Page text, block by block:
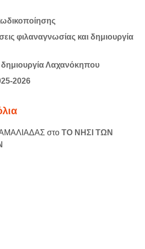
φιλαναγνωσίας και δημιουργία
Λαχανόκηπου
2026
στοΤΟ ΝΗΣΙ ΤΩΝ